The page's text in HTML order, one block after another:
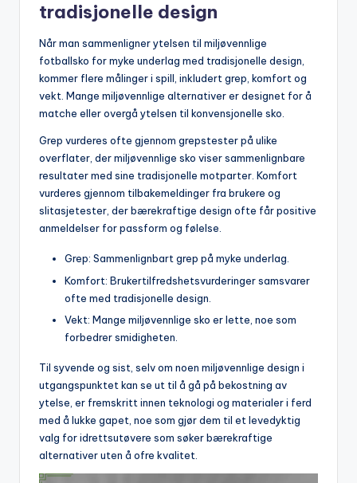
tradisjonelle design
Når man sammenligner ytelsen til miljøvennlige
fotballsko for myke underlag med tradisjonelle design,
kommer flere målinger i spill, inkludert grep, komfort og
vekt. Mange miljøvennlige alternativer er designet for å
matche eller overgå ytelsen til konvensjonelle sko.
Grep vurderes ofte gjennom grepstester på ulike
overflater, der miljøvennlige sko viser sammenlignbare
resultater med sine tradisjonelle motparter. Komfort
vurderes gjennom tilbakemeldinger fra brukere og
slitasjetester, der bærekraftige design ofte får positive
anmeldelser for passform og følelse.
Grep: Sammenlignbart grep på myke underlag.
Komfort: Brukertilfredshetsvurderinger samsvarer
ofte med tradisjonelle design.
Vekt: Mange miljøvennlige sko er lette, noe som
forbedrer smidigheten.
Til syvende og sist, selv om noen miljøvennlige design i
utgangspunktet kan se ut til å gå på bekostning av
ytelse, er fremskritt innen teknologi og materialer i ferd
med å lukke gapet, noe som gjør dem til et levedyktig
valg for idrettsutøvere som søker bærekraftige
alternativer uten å ofre kvalitet.